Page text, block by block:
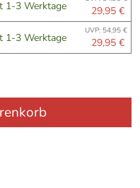
1-3 Werktage
29,95 €
1-3 Werktage UVP: 54,95 €
29,95 €